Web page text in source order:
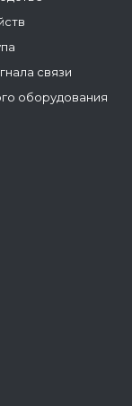
связи
оборудования